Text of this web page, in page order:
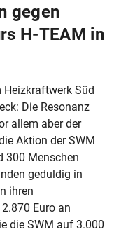
gegen
H-TEAM in
Heizkraftwerk Süd
Die Resonanz
allem aber der
Aktion der SWM
300 Menschen
geduldig in
ihren
Euro an
die SWM auf 3.000